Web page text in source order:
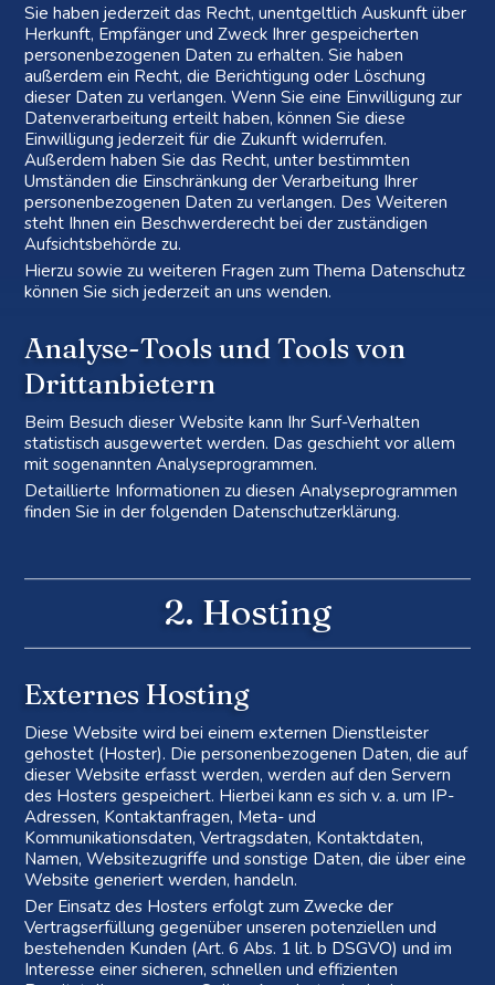
Sie haben jederzeit das Recht, unentgeltlich Auskunft über
Herkunft, Empfänger und Zweck Ihrer gespeicherten
personenbezogenen Daten zu erhalten. Sie haben
außerdem ein Recht, die Berichtigung oder Löschung
dieser Daten zu verlangen. Wenn Sie eine Einwilligung zur
Datenverarbeitung erteilt haben, können Sie diese
Einwilligung jederzeit für die Zukunft widerrufen.
Außerdem haben Sie das Recht, unter bestimmten
Umständen die Einschränkung der Verarbeitung Ihrer
personenbezogenen Daten zu verlangen. Des Weiteren
steht Ihnen ein Beschwerderecht bei der zuständigen
Aufsichtsbehörde zu.
Hierzu sowie zu weiteren Fragen zum Thema Datenschutz
können Sie sich jederzeit an uns wenden.
Analyse-Tools und Tools von
Dritt­anbietern
Beim Besuch dieser Website kann Ihr Surf-Verhalten
statistisch ausgewertet werden. Das geschieht vor allem
mit sogenannten Analyseprogrammen.
Detaillierte Informationen zu diesen Analyseprogrammen
finden Sie in der folgenden Datenschutzerklärung.
2. Hosting
Externes Hosting
Diese Website wird bei einem externen Dienstleister
gehostet (Hoster). Die personenbezogenen Daten, die auf
dieser Website erfasst werden, werden auf den Servern
des Hosters gespeichert. Hierbei kann es sich v. a. um IP-
Adressen, Kontaktanfragen, Meta- und
Kommunikationsdaten, Vertragsdaten, Kontaktdaten,
Namen, Websitezugriffe und sonstige Daten, die über eine
Website generiert werden, handeln.
Der Einsatz des Hosters erfolgt zum Zwecke der
Vertragserfüllung gegenüber unseren potenziellen und
bestehenden Kunden (Art. 6 Abs. 1 lit. b DSGVO) und im
Interesse einer sicheren, schnellen und effizienten